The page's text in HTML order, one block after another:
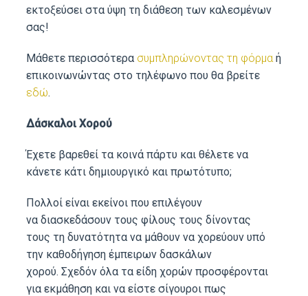
εκτοξεύσει στα ύψη τη διάθεση των καλεσμένων
σας!
Μάθετε περισσότερα συμπληρώνοντας τη φόρμα ή
επικοινωνώντας στο τηλέφωνο που θα βρείτε
εδώ.
Δάσκαλοι Χορού
Έχετε βαρεθεί τα κοινά πάρτυ και θέλετε να
κάνετε κάτι δημιουργικό και πρωτότυπο;
Πολλοί είναι εκείνοι που επιλέγουν
να διασκεδάσουν τους φίλους τους δίνοντας
τους τη δυνατότητα να μάθουν να χορεύουν υπό
την καθοδήγηση έμπειρων δασκάλων
χορού. Σχεδόν όλα τα είδη χορών προσφέρονται
για εκμάθηση και να είστε σίγουροι πως